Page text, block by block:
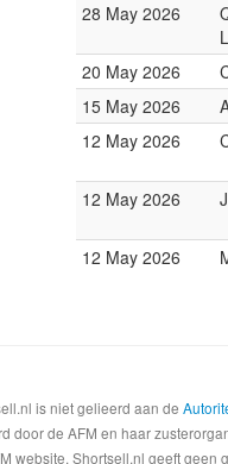
28 May 2026
20 May 2026
15 May 2026
12 May 2026
12 May 2026
12 May 2026
is niet gelieerd aan de
door de AFM en haar
website. Shortsell.nl geeft